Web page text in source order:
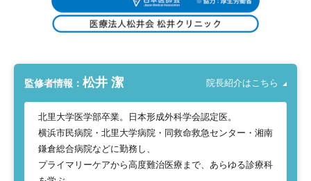
監修者情報： 松井 潔 院長紹介はこちら
北里大学医学部卒業。日本形成外科学会認定医。
横浜市民病院・北里大学病院・同救命救急センター・湘南
鎌倉総合病院などに勤務し、
プライマリーケアから高度難治医療まで、あらゆる診療科